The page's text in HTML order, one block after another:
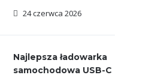
24 czerwca 2026
Najlepsza ładowarka
samochodowa USB-C